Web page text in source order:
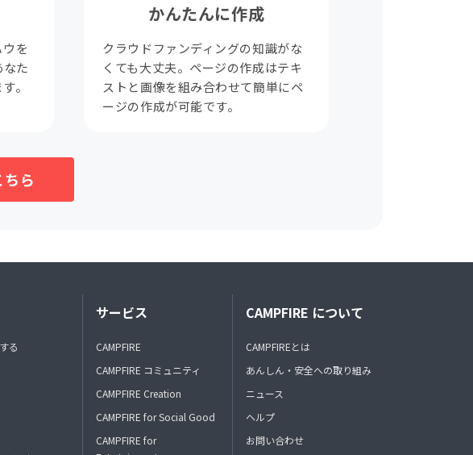
を
た
。
かんたんに作成
クラウドファンディングの知識がな
くても大丈夫。ページの作成はテキ
ストと画像を組み合わせて簡単にペ
ージの作成が可能です。
ら
る
サービス
CAMPFIRE
CAMPFIRE コミュニティ
CAMPFIRE Creation
CAMPFIRE for Social Good
CAMPFIRE for
CAMPFIRE について
CAMPFIREとは
あんしん・安全への取り組み
ニュース
ヘルプ
お問い合わせ